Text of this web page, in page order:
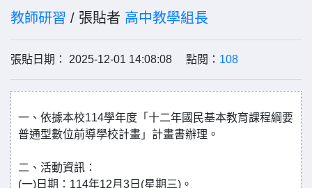
教師研習 / 張貼者 高中教學組長
張貼日期： 2025-12-01 14:08:08 點閱： 108
一、依據本校114學年度「十二年國民基本教育課程綱要
普通型數位前導學校計畫」計畫書辦理。
二、活動資訊：
(一)日期：114年12月3日(星期三)。